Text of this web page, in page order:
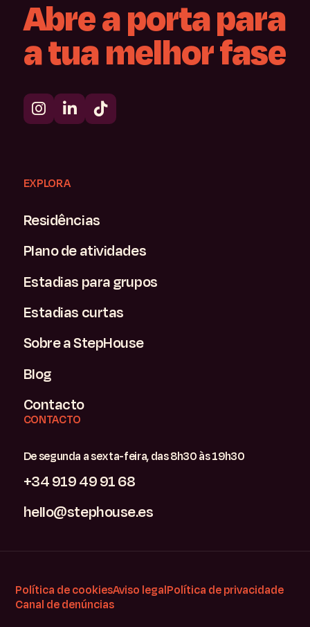
Abreaportapara
atuamelhorfase
EXPLORA
Residências
Plano de atividades
Estadias para grupos
Estadias curtas
Sobre a StepHouse
Blog
Contacto
CONTACTO
De segunda a sexta-feira, das 8h30 às 19h30
+34 919 49 91 68
hello@stephouse.es
Política de cookiesAviso legalPolítica de privacidade
Canal de denúncias